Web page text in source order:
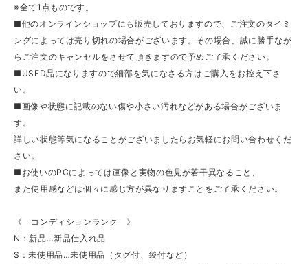
※全て1点ものです。
■他のオンラインショップにも販売しておりますので、ご注文のタイミ
ングによっては売り切れの場合がございます。その場合、誠に勝手なが
らご注文のキャンセルをさせて頂きますので予めご了承ください。
■USED品になりますので細部を気になさる方はご購入をお控え下さ
い。
■画像や状態に記載のない傷や小さい汚れなどがある場合がございま
す。
詳しい状態等気になることがございましたらお気軽にお問い合わせくだ
さい。
■お使いのPCによっては画像と実物の色見が若干異なること、
また使用感などは個々に感じ方が異なりますことをご了承ください。
《 コンディションランク 》
N：新品…新品仕入れ品
S：未使用品…未使用品（タグ付、袋付など）